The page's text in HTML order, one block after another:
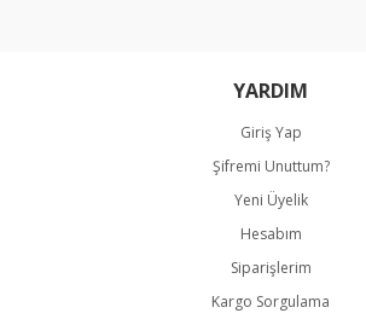
Bu ürüne benzer farklı alternatifler olmalı.
Gönder
YARDIM
Giriş Yap
Şifremi Unuttum?
Yeni Üyelik
Hesabım
Siparişlerim
Kargo Sorgulama